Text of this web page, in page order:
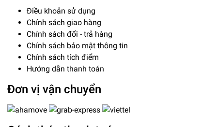
Điều khoản sử dụng
Chính sách giao hàng
Chính sách đổi - trả hàng
Chính sách bảo mật thông tin
Chính sách tích điểm
Hướng dẫn thanh toán
Đơn vị vận chuyển